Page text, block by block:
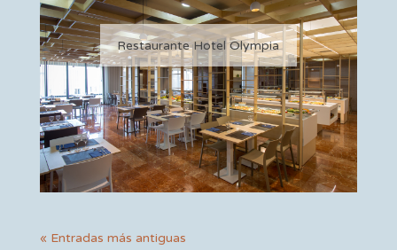
Restaurante Hotel Olympia
« Entradas más antiguas